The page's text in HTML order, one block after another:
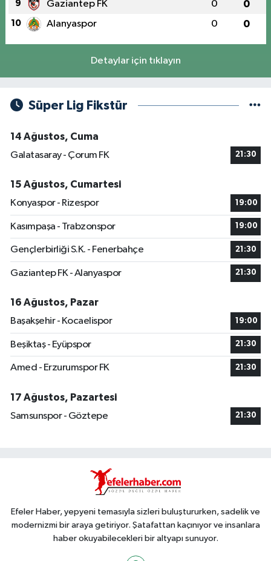
9 Gaziantep FK 0 0
10 Alanyaspor 0 0
Detaylar için tıklayın
Süper Lig Fikstür
14 Ağustos, Cuma
Galatasaray - Çorum FK
21:30
15 Ağustos, Cumartesi
Konyaspor - Rizespor
19:00
Kasımpaşa - Trabzonspor 19:00
Gençlerbirliği S.K. - Fenerbahçe 21:30
Gaziantep FK - Alanyaspor 21:30
16 Ağustos, Pazar
Başakşehir - Kocaelispor
19:00
Beşiktaş - Eyüpspor 21:30
Amed - Erzurumspor FK 21:30
17 Ağustos, Pazartesi
Samsunspor - Göztepe
21:30
Efeler Haber, yepyeni temasıyla sizleri buluştururken, sadelik ve
modernizmi bir araya getiriyor. Şatafattan kaçınıyor ve insanlara
haber okuyabilecekleri bir altyapı sunuyor.